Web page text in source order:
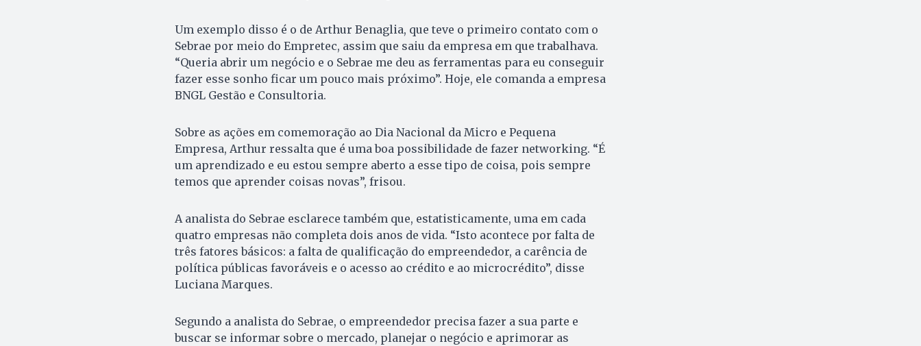
Um exemplo disso é o de Arthur Benaglia, que teve o primeiro contato com o
Sebrae por meio do Empretec, assim que saiu da empresa em que trabalhava.
“Queria abrir um negócio e o Sebrae me deu as ferramentas para eu conseguir
fazer esse sonho ficar um pouco mais próximo”. Hoje, ele comanda a empresa
BNGL Gestão e Consultoria.
Sobre as ações em comemoração ao Dia Nacional da Micro e Pequena
Empresa, Arthur ressalta que é uma boa possibilidade de fazer networking. “É
um aprendizado e eu estou sempre aberto a esse tipo de coisa, pois sempre
temos que aprender coisas novas”, frisou.
A analista do Sebrae esclarece também que, estatisticamente, uma em cada
quatro empresas não completa dois anos de vida. “Isto acontece por falta de
três fatores básicos: a falta de qualificação do empreendedor, a carência de
política públicas favoráveis e o acesso ao crédito e ao microcrédito”, disse
Luciana Marques.
Segundo a analista do Sebrae, o empreendedor precisa fazer a sua parte e
buscar se informar sobre o mercado, planejar o negócio e aprimorar as